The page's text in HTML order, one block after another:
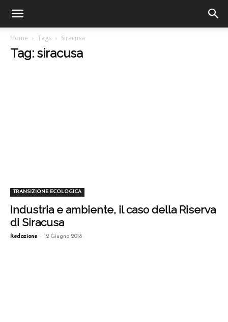
Home Tags Siracusa
Tag: siracusa
TRANSIZIONE ECOLOGICA
Industria e ambiente, il caso della Riserva
di Siracusa
Redazione - 12 Giugno 2018